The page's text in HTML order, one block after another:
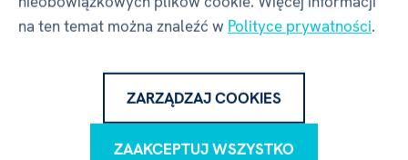
Producent - w rozumieniu
ALBI Česká republika a.s.
na ten temat można znaleźć w Polityce prywatności.
ZARZĄDZAJ COOKIES
ZAAKCEPTUJ WSZYSTKO